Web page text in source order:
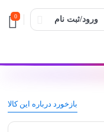
ورود/ثبت نام 0
بازخورد درباره این کالا